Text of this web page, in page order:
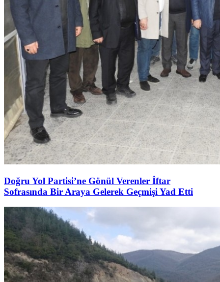
Doğru Yol Partisi’ne Gönül Verenler İftar
Sofrasında Bir Araya Gelerek Geçmişi Yad Etti